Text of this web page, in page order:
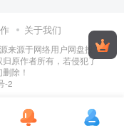
关于我们
来源于网络用户网盘投
原作者所有，若侵犯了
除！
-2